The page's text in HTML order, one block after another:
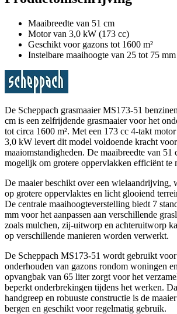
Maaibreedte van 51 cm
Motor van 3,0 kW (173 cc)
Geschikt voor gazons tot 1600 m²
Instelbare maaihoogte van 25 tot 75 mm
De Scheppach grasmaaier MS173-51
cm is een zelfrijdende grasmaaier voor het
tot circa 1600 m². Met een 173 cc 4-takt
3,0 kW levert dit model voldoende kracht
maaiomstandigheden. De maaibreedte van 51
mogelijk om grotere oppervlakken efficiënt te
De maaier beschikt over een wielaandrijving,
op grotere oppervlaktes en licht glooiend
De centrale maaihoogteverstelling biedt 7
mm voor het aanpassen aan verschillende
zoals mulchen, zij-uitworp en achteruitworp
op verschillende manieren worden verwerkt.
De Scheppach MS173-51 wordt gebruikt voor
onderhouden van gazons rondom woningen
opvangbak van 65 liter zorgt voor het
beperkt onderbrekingen tijdens het werken.
handgreep en robuuste constructie is de
bergen en geschikt voor regelmatig gebruik.